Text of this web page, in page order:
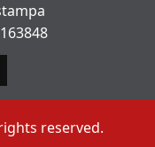
reserved.